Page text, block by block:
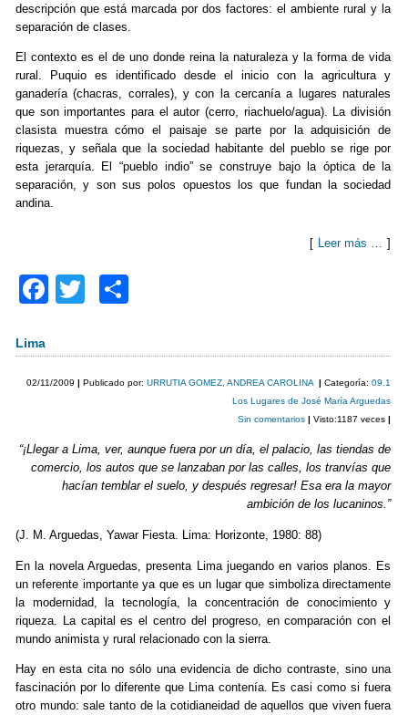
descripción que está marcada por dos factores: el ambiente rural y la
separación de clases.
El contexto es el de uno donde reina la naturaleza y la forma de vida
rural. Puquio es identificado desde el inicio con la agricultura y
ganadería (chacras, corrales), y con la cercanía a lugares naturales
que son importantes para el autor (cerro, riachuelo/agua). La división
clasista muestra cómo el paisaje se parte por la adquisición de
riquezas, y señala que la sociedad habitante del pueblo se rige por
esta jerarquía. El “pueblo indio” se construye bajo la óptica de la
separación, y son sus polos opuestos los que fundan la sociedad
andina.
[ Leer más … ]
F
c
e
o
k
tt
er
m
p
Lima
02/11/2009 | Publicado por:URRUTIA GOMEZ, ANDREA CAROLINA |Categoría:09.1
Los Lugares de José María Arguedas
Sin comentarios| Visto:1187 veces|
“¡Llegar a Lima, ver, aunque fuera por un día, el palacio, las tiendas de
comercio, los autos que se lanzaban por las calles, los tranvías que
hacían temblar el suelo, y después regresar! Esa era la mayor
ambición de los lucaninos.”
(J. M. Arguedas, Yawar Fiesta. Lima: Horizonte, 1980: 88)
En la novela Arguedas, presenta Lima juegando en varios planos. Es
un referente importante ya que es un lugar que simboliza directamente
la modernidad, la tecnología, la concentración de conocimiento y
riqueza. La capital es el centro del progreso, en comparación con el
mundo animista y rural relacionado con la sierra.
Hay en esta cita no sólo una evidencia de dicho contraste, sino una
fascinación por lo diferente que Lima contenía. Es casi como si fuera
otro mundo: sale tanto de la cotidianeidad de aquellos que viven fuera